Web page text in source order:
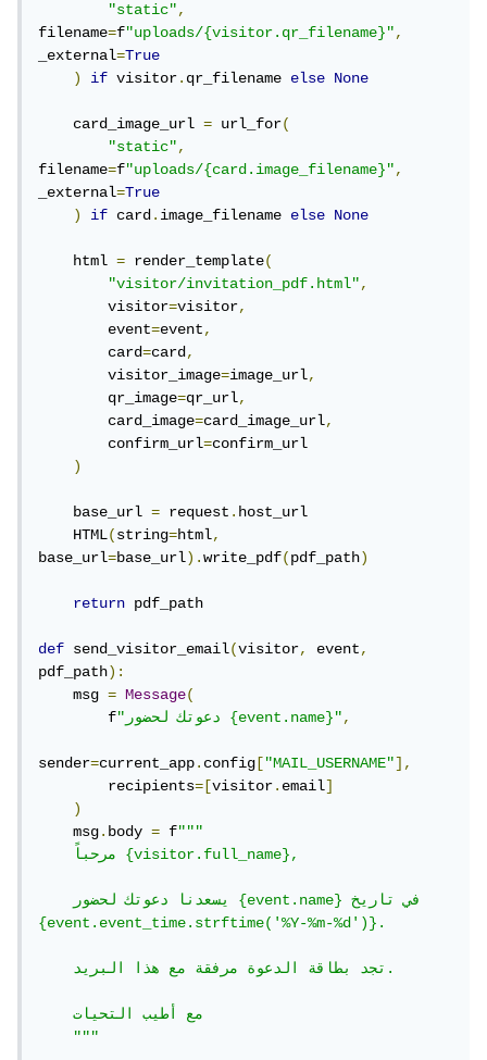
"static",
filename=f"uploads/{visitor.qr_filename}",
_external=True
)
if visitor.qr_filename else None
    card_image_url
= url_for(
"static",
filename=f"uploads/{card.image_filename}",
_external=True
)
if card.image_filename else None
    html
= render_template(
"visitor/invitation_pdf.html",
        visitor
=visitor,
        event
=event,
        card
=card,
        visitor_image
=image_url,
        qr_image
=qr_url,
        card_image
=card_image_url,
        confirm_url
=confirm_url
)
    base_url
= request.host_url
    HTML
(string=html,
base_url=base_url).write_pdf(pdf_path)
return pdf_path
def send_visitor_email(visitor, event,
pdf_path):
    msg
= Message(
        f
"دعوتك لحضور {event.name}",
sender=current_app.config ["MAIL_USERNAME"],
        recipients
=[visitor.email]
)
    msg
.body = f"""
{event.event_time.strftime('%Y-%m-%d')}.
    تجد بطاقة الدعوة مرفقة مع هذا البريد.
    مع أطيب التحيات
    """